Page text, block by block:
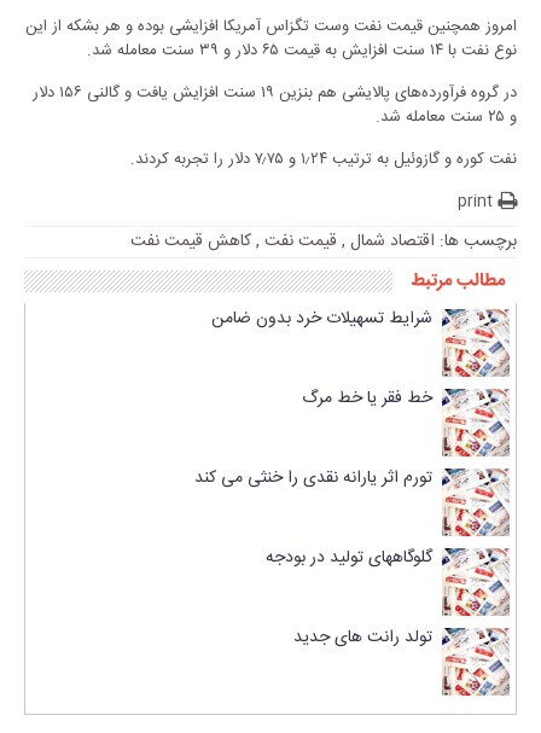
امروز همچنین قیمت نفت وست تگزاس آمریکا افزایشی بوده و هر بشکه از این
نوع نفت با ۱۴ سنت افزایش به قیمت ۶۵ دلار و ۳۹ سنت معامله شد.
در گروه فرآورده‌های پالایشی هم بنزین ۱۹ سنت افزایش یافت و گالنی ۱۵۶ دلار
و ۲۵ سنت معامله شد.
نفت کوره و گازوئیل به ترتیب ۱٫۲۴ و ۷٫۷۵ دلار را تجربه کردند.
print
برچسب ها: اقتصاد شمال , قیمت نفت ,کاهش قیمت نفت
مطالب مرتبط
شرایط تسهیلات خرد بدون ضامن
خط فقر یا خط مرگ
تورم اثر یارانه نقدی را خنثی می کند
گلوگاههای تولید در بودجه
تولد رانت های جدید